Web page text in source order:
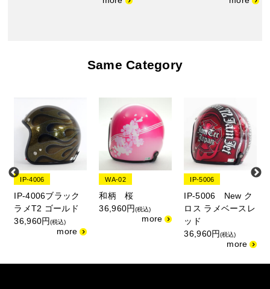
Same Category
IP-4006
IP-4006ブラック
ラメT2 ゴールド
36,960円(税込)
WA-02
和柄 桜
36,960円(税込)
IP-5006
IP-5006 New ク
ロス ラメベースレ
ッド
36,960円(税込)